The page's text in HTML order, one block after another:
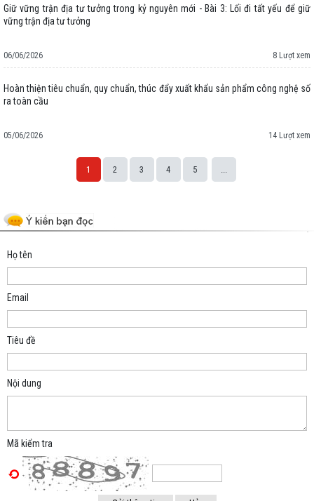
Giữ vững trận địa tư tưởng trong kỷ nguyên mới - Bài 3: Lối đi tất yếu để giữ
vững trận địa tư tưởng
06/06/2026 8 Lượt xem
Hoàn thiện tiêu chuẩn, quy chuẩn, thúc đẩy xuất khẩu sản phẩm công nghệ số
ra toàn cầu
05/06/2026 14 Lượt xem
1 2 3 4 5
Họ tên
Email
Tiêu đề
Nội dung
Mã kiểm tra